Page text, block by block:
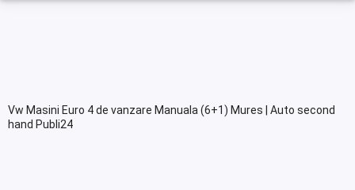
Vw Masini Euro 4 de vanzare Manuala (6+1) Mures | Auto second
hand Publi24